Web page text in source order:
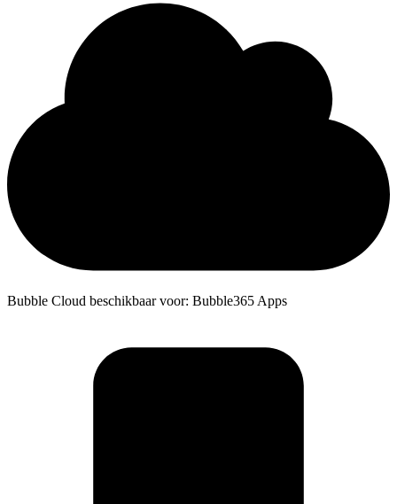
Bubble Cloud beschikbaar voor: Bubble365 Apps